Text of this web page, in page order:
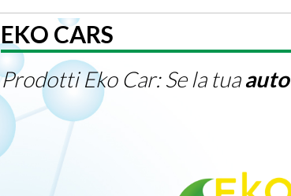
LINEA IGIENIZZANTE
L'Italia riparte dopo
EkoKemica c'è con la propria
igienizzanti.